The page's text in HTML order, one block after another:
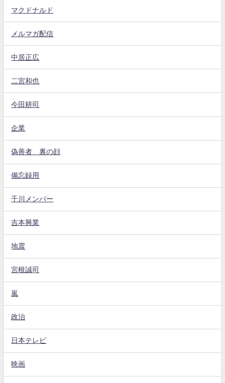
マクドナルド
メルマガ配信
中居正広
二宮和也
今田耕司
企業
偽善者 裏の顔
備忘録用
千川メンバー
吉本興業
地震
宮根誠司
嵐
政治
日本テレビ
映画